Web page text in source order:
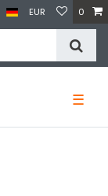
EUR 0
☰